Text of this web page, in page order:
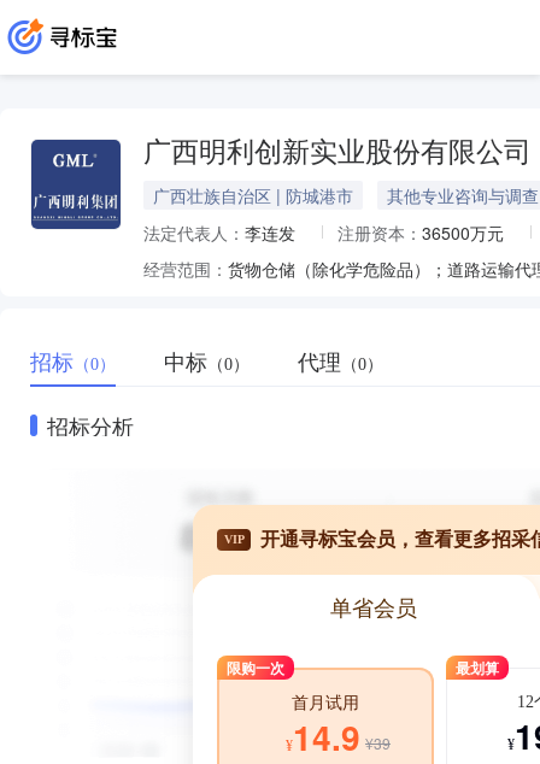
广西明利创新实业股份有限公司
广西壮族自治区 | 防城港市
其他专业咨询与调查
法定代表人： 李连发 注册资本： 36500万元
经营范围：
招标 （0） 中标 （0） 代理 （0）
招标分析
VIP 开通寻标宝会员，查看更多招采
单省会员
限购一次
首月试用
¥14.9 ¥39
最划算
12
¥